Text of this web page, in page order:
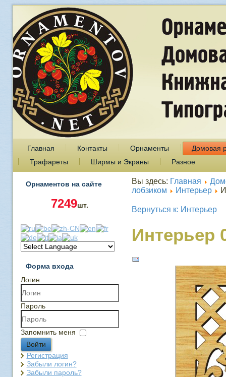
Главная Контакты Орнаменты
Домовая
Трафареты
Ширмы и Экраны Разное
Орнаментов на сайте
7249шт.
Форма входа
Логин
Пароль
Запомнить меня
Войти
Регистрация
Забыли логин?
Забыли пароль?
Вы здесь: Главная
лобзиком
Интерьер
Вернуться к: Интерьер
Интерьер